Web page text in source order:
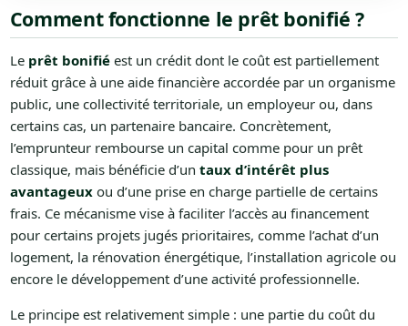
Comment fonctionne le prêt bonifié ?
Le prêt bonifiéest un crédit dont le coût est partiellement
réduit grâce à une aide financière accordée par un organisme
public, une collectivité territoriale, un employeur ou, dans
certains cas, un partenaire bancaire. Concrètement,
l’emprunteur rembourse un capital comme pour un prêt
classique, mais bénéficie d’un taux d’intérêt plus
avantageuxou d’une prise en charge partielle de certains
frais. Ce mécanisme vise à faciliter l’accès au financement
pour certains projets jugés prioritaires, comme l’achat d’un
logement, la rénovation énergétique, l’installation agricole ou
encore le développement d’une activité professionnelle.
Le principe est relativement simple : une partie du coût du